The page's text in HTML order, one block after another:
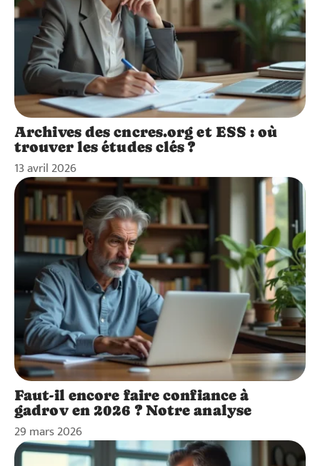
Archives des cncres.org et ESS : où
trouver les études clés ?
13 avril 2026
Faut-il encore faire confiance à
gadrov en 2026 ? Notre analyse
29 mars 2026